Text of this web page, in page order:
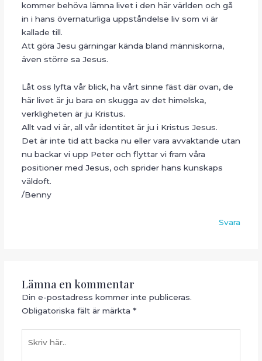
kommer behöva lämna livet i den här världen och gå
in i hans övernaturliga uppståndelse liv som vi är
kallade till.
Att göra Jesu gärningar kända bland människorna,
även större sa Jesus.
Låt oss lyfta vår blick, ha vårt sinne fäst där ovan, de
här livet är ju bara en skugga av det himelska,
verkligheten är ju Kristus.
Allt vad vi är, all vår identitet är ju i Kristus Jesus.
Det är inte tid att backa nu eller vara avvaktande utan
nu backar vi upp Peter och flyttar vi fram våra
positioner med Jesus, och sprider hans kunskaps
väldoft.
/Benny
Svara
Lämna en kommentar
Din e-postadress kommer inte publiceras.
Obligatoriska fält är märkta *